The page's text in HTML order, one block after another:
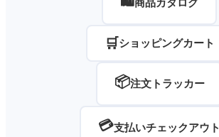
🛒ショッピングカート
📦注文トラッカー
💳支払いチェックアウト